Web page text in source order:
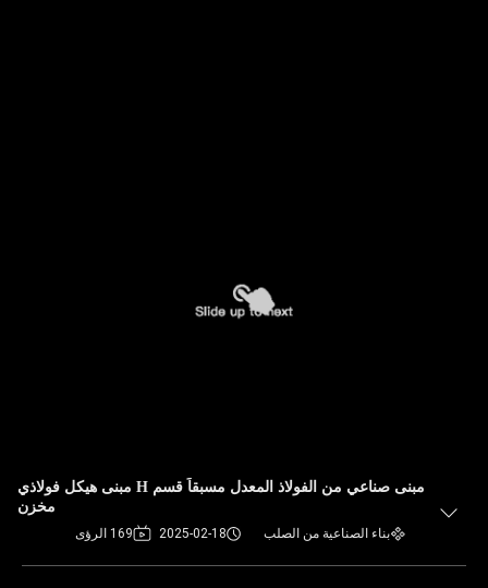
مبنى صناعي من الفولاذ المعدل مسبقاً قسم H مبنى هيكل فولاذي
مخزن
بناء الصناعية من الصلب 2025-02-18 169 الرؤى